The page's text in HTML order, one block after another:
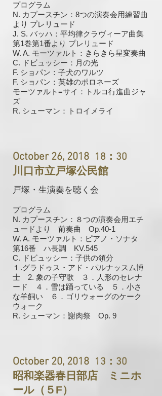
プログラム
N. カプースチン：8つの演奏会用練習曲
より プレリュード
J. S. バッハ：平均律クラヴィーア曲集
第1巻第1番より プレリュード
W. A. モーツァルト：きらきら星変奏曲
C. ドビュッシー：月の光
F. ショパン：子犬のワルツ
F. ショパン：英雄のポロネーズ
モーツァルト=サイ：トルコ行進曲ジャ
ズ
R. シューマン：トロイメライ
October 26, 2018 18：30
川口市立戸塚公民館
戸塚・生演奏を聴く会
プログラム
N. カプースチン：８つの演奏会用エチ
ュードより 前奏曲 Op.40-1
W. A. モーツァルト：ピアノ・ソナタ
第16番 ハ長調 KV.545
C. ドビュッシー：子供の領分
１.グラドゥス・アド・パルナッスム博
士 2. 象の子守歌 ３．人形のセレナ
ード ４．雪は踊っている ５．小さ
な羊飼い ６．ゴリウォーグのケーク
ウォーク
R. シューマン：謝肉祭 Op. 9
October 20, 2018 13：30
昭和楽器春日部店 ミニホ
ール（５F）